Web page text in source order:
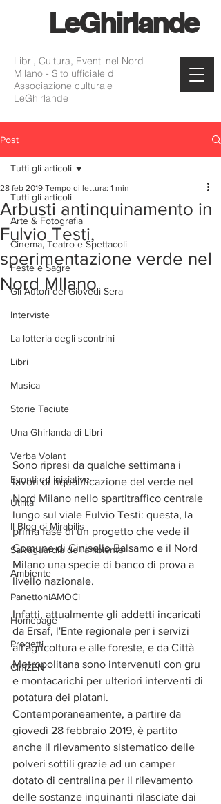
LeGhirlande
Libri, Cultura, Eventi nel Nord
Milano - Sito ufficiale di
Associazione culturale
LeGhirlande
Post
Tutti gli articoli
Arte & Fotografia
Cinema, Teatro e Spettacoli
Feste e Sagre
Gli Autori del Giovedì Sera
Interviste
La lotteria degli scontrini
Libri
Musica
Storie Taciute
Una Ghirlanda di Libri
Verba Volant
Eventi ed iniziative
Utilità
Il Blog di Mirabilis
Salvaguardia dell'ambiente
Ambiente
PanettoniAMOCi
Homepage
Progetti
CiniZEN
Tutti gli articoli
Arbusti antinquinamento in
Fulvio Testi,
sperimentazione verde nel
Nord MIlano
28 feb 2019 Tempo di lettura: 1 min
Sono ripresi da qualche settimana i
lavori di riqualificazione del verde nel
Nord Milano nello spartitraffico centrale
lungo sul viale Fulvio Testi: questa, la
prima fase di un progetto che vede il
Comune di Cinisello Balsamo e il Nord
Milano una specie di banco di prova a
livello nazionale.
Infatti, attualmente gli addetti incaricati
da Ersaf, l'Ente regionale per i servizi
all'agricoltura e alle foreste, e da Città
Metropolitana sono intervenuti con gru
e montacarichi per ulteriori interventi di
potatura dei platani.
Contemporaneamente, a partire da
giovedì 28 febbraio 2019, è partito
anche il rilevamento sistematico delle
polveri sottili grazie ad un camper
dotato di centralina per il rilevamento
delle sostanze inquinanti rilasciate dai